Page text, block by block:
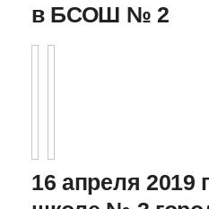
в БСОШ № 2
16 апреля 2019